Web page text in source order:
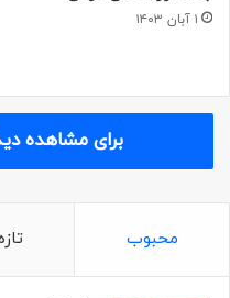
۱ آبان ۱۴۰۳
برای مشاهده
محبوب